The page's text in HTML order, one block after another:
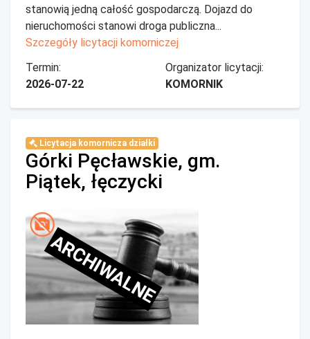
stanowią jedną całość gospodarczą. Dojazd do
nieruchomości stanowi droga publiczna...
Szczegóły licytacji komorniczej
Termin:
2026-07-22
Organizator licytacji:
KOMORNIK
Licytacja komornicza działki
Górki Pęcławskie, gm.
Piątek, łęczycki
ARCHIWALNE